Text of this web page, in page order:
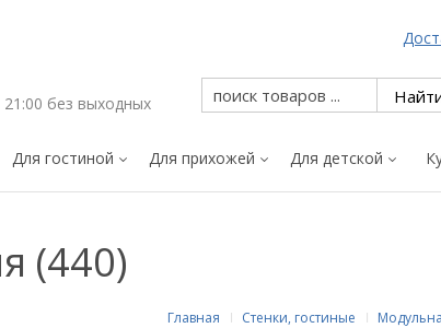
21:00 без выходных
Для гостиной Для прихожей Для детской
(440)
Главная Стенки, гостиные